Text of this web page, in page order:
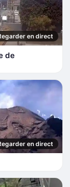
en direct
de
en direct